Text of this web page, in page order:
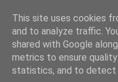
This site uses cookies
and to analyze traffic.
shared with Google
metrics to ensure
statistics, and to detect